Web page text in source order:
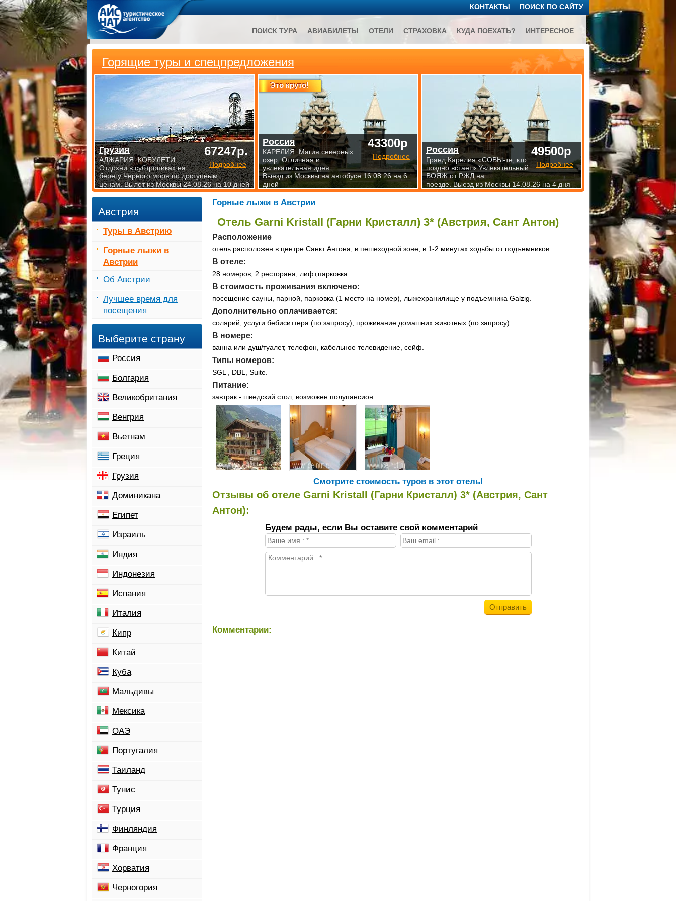
Горные лыжи в Австрии
Отель Garni Kristall (Гарни Кристалл) 3* (Австрия, Сант Антон)
Расположение
отель расположен в центре Санкт Антона, в пешеходной зоне, в 1-2 минутах ходьбы от подъемников.
В отеле:
28 номеров, 2 ресторана, лифт,парковка.
В стоимость проживания включено:
посещение сауны, парной, парковка (1 место на номер), лыжехранилище у подъемника Galzig.
Дополнительно оплачивается:
солярий, услуги бебиситтера (по запросу), проживание домашних животных (по запросу).
В номере:
ванна или душ/туалет, телефон, кабельное телевидение, сейф.
Типы номеров:
SGL , DBL, Suite.
Питание:
завтрак - шведский стол, возможен полупансион.
Cмотрите стоимость туров в этот отель!
Отзывы об отеле Garni Kristall (Гарни Кристалл) 3* (Австрия, Сант
Антон):
Будем рады, если Вы оставите свой комментарий
Комментарии:
Австрия
Туры в Австрию
Горные лыжи в
Австрии
Об Австрии
Лучшее время для
посещения
Выберите страну
Россия
Болгария
Великобритания
Венгрия
Вьетнам
Греция
Грузия
Доминикана
Египет
Израиль
Индия
Индонезия
Испания
Италия
Кипр
Китай
Куба
Мальдивы
Мексика
ОАЭ
Португалия
Таиланд
Тунис
Турция
Финляндия
Франция
Хорватия
Черногория
Горящие туры и спецпредложения
67247р.
Подробнее
Грузия
АДЖАРИЯ. КОБУЛЕТИ.
Отдохни в субтропиках на
берегу Черного моря по доступным
ценам. Вылет из Москвы 24.08.26 на 10 дней
Это круто!
43300р
Подробнее
Россия
КАРЕЛИЯ. Магия северных
озер. Отличная и
увлекательная идея.
Выезд из Москвы на автобусе 16.08.26 на 6
дней
49500р
Подробнее
Россия
Гранд Карелия «СОВЫ-те, кто
поздно встает».Увлекательный
ВОЯЖ от РЖД на
поезде. Выезд из Москвы 14.08.26 на 4 дня
ПОИСК ПО САЙТУ
КОНТАКТЫ
ПОИСК ТУРА АВИАБИЛЕТЫ ОТЕЛИ СТРАХОВКА КУДА ПОЕХАТЬ? ИНТЕРЕСНОЕ